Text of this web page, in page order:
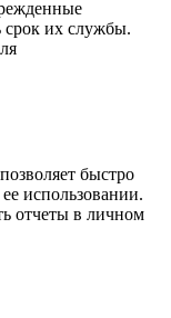
срок их службы.
быстро
использовании.
отчеты в личном